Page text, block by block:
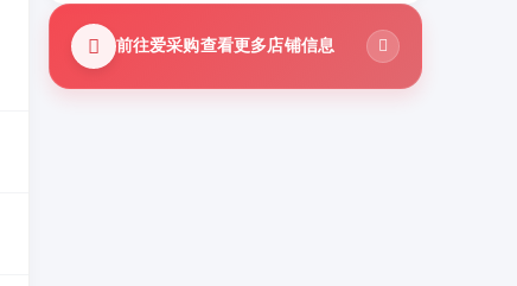
前往爱采购查看更多店铺信息